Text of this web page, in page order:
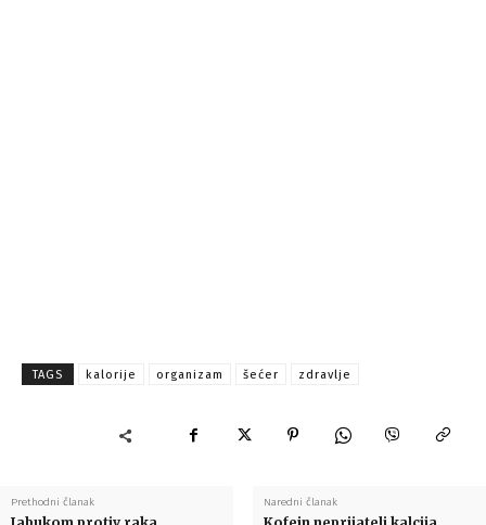
TAGS kalorije organizam šećer zdravlje
Prethodni članak Naredni članak